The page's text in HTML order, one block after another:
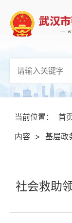
当前位置： 首
内容 > 基层政
社会救助